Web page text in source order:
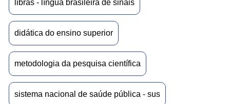
libras - língua brasileira de sinais
didática do ensino superior
metodologia da pesquisa científica
sistema nacional de saúde pública - sus